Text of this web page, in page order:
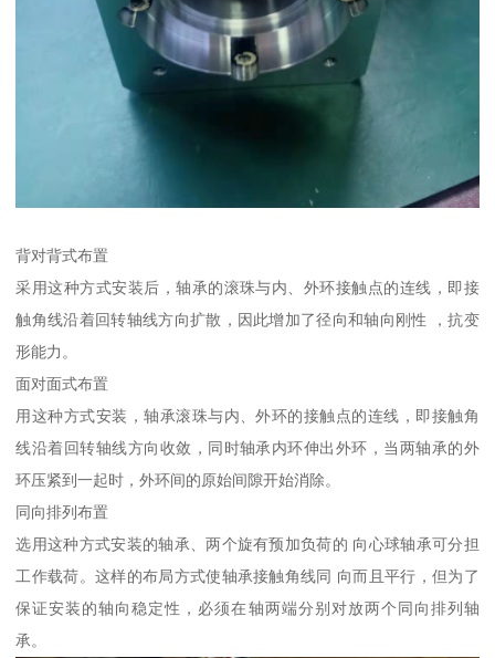
背对背式布置
采用这种方式安装后，轴承的滚珠与内、外环接触点的连线，即接
触角线沿着回转轴线方向扩散，因此增加了径向和轴向刚性 ，抗变
形能力。
面对面式布置
用这种方式安装，轴承滚珠与内、外环的接触点的连线，即接触角
线沿着回转轴线方向收敛，同时轴承内环伸出外环，当两轴承的外
环压紧到一起时，外环间的原始间隙开始消除。
同向排列布置
选用这种方式安装的轴承、两个旋有预加负荷的 向心球轴承可分担
工作载荷。这样的布局方式使轴承接触角线同 向而且平行，但为了
保证安装的轴向稳定性，必须在轴两端分别对放两个同向排列轴
承。